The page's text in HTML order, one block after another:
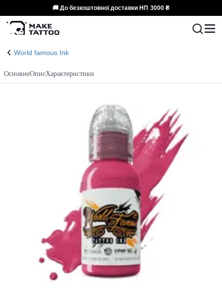
🚚 До безкоштовної доставки НП 3000 ₴
World famous Ink
ОсновнеОписХарактеристики